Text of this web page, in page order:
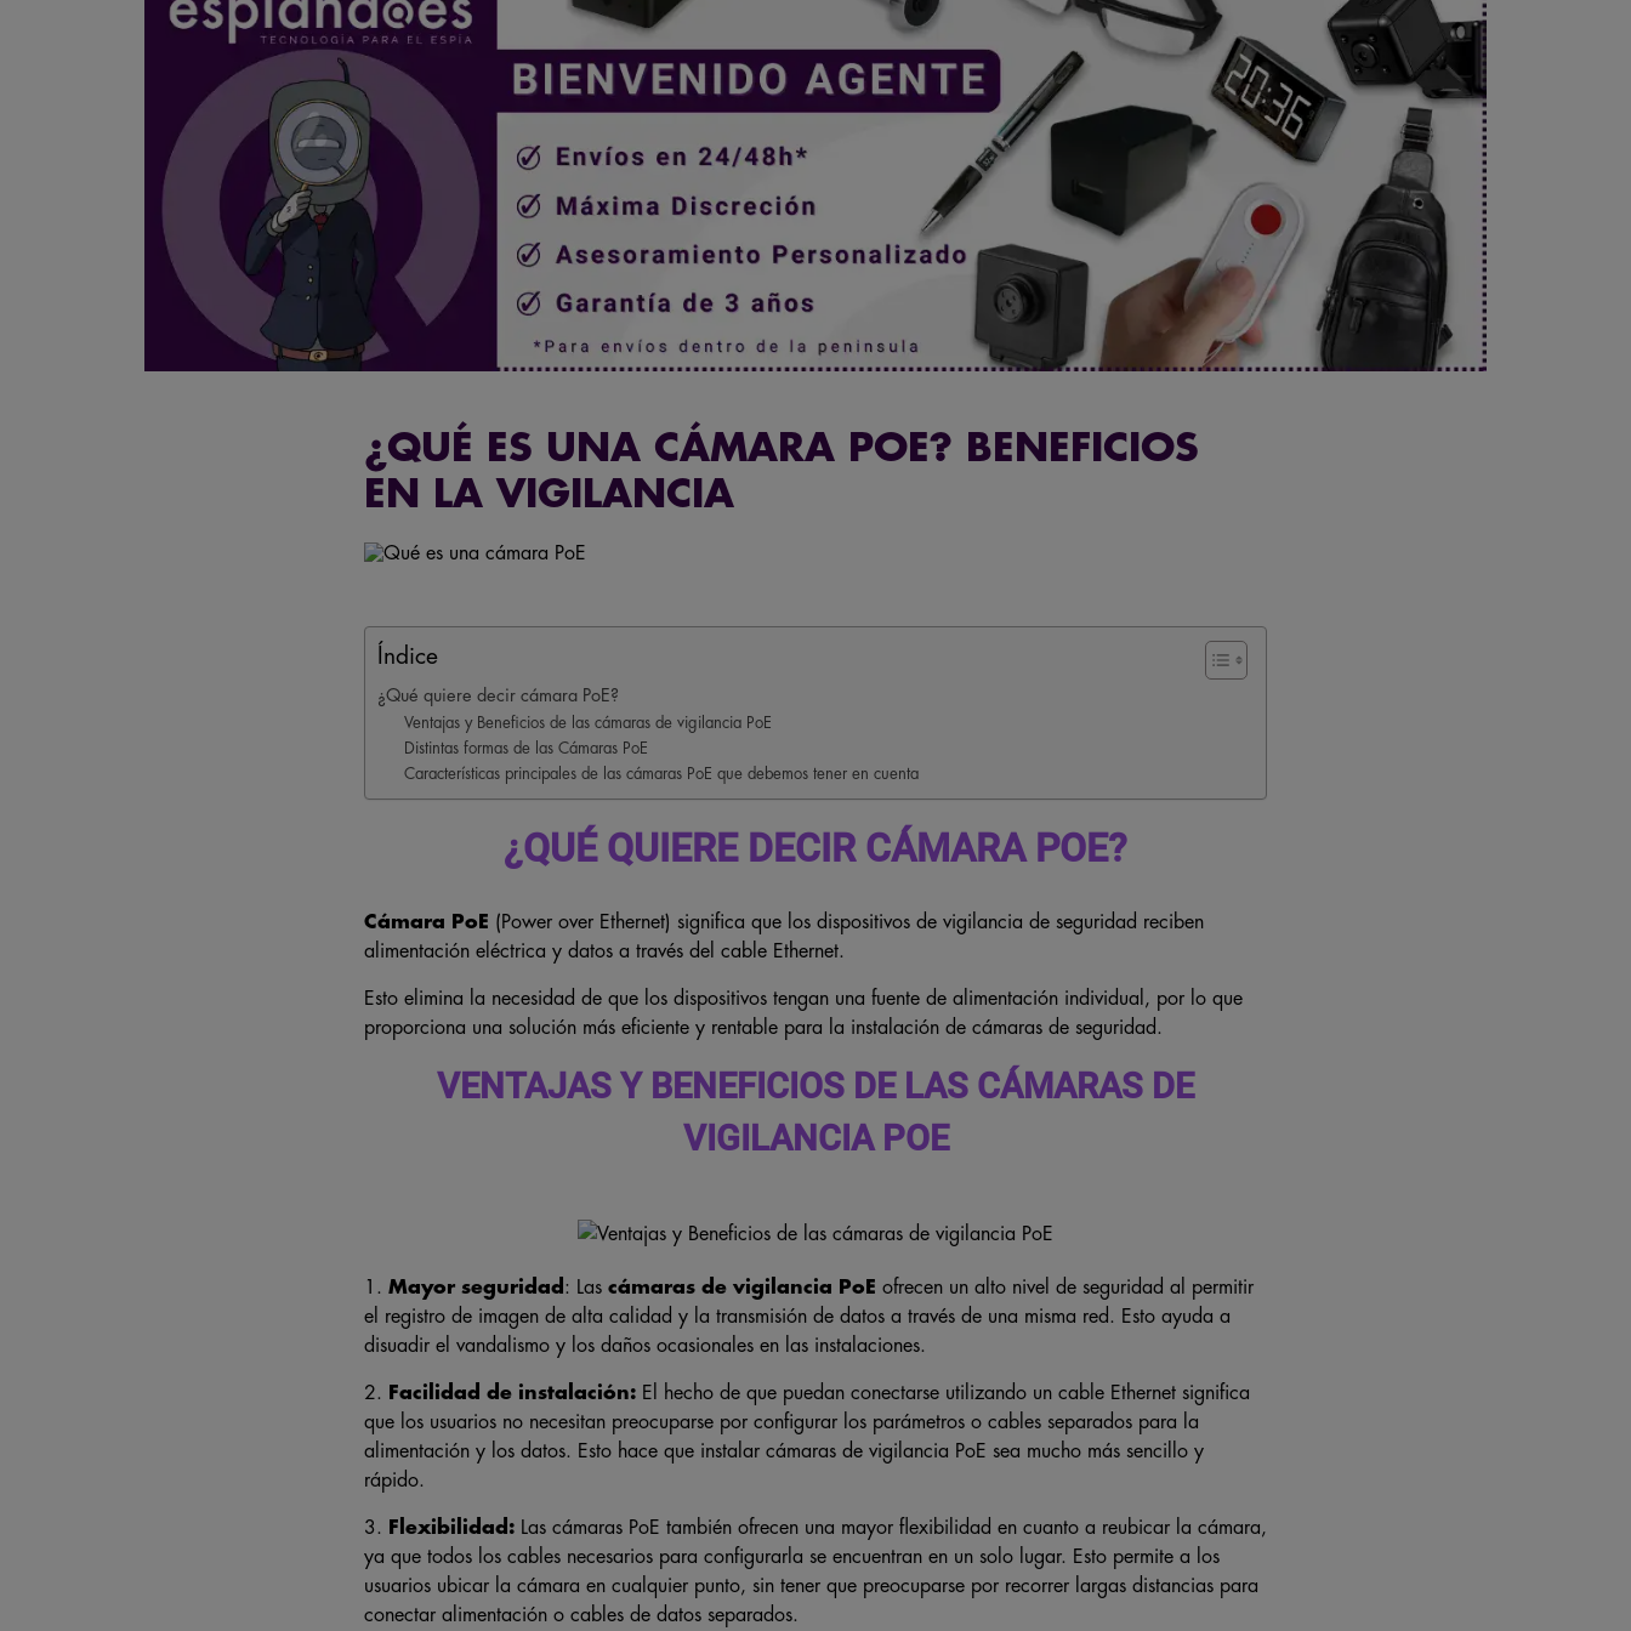
¿QUÉ ES UNA CÁMARA POE? BENEFICIOS
EN LA VIGILANCIA
Índice
¿Qué quiere decir cámara PoE?
Ventajas y Beneficios de las cámaras de vigilancia PoE
Distintas formas de las Cámaras PoE
Características principales de las cámaras PoE que debemos tener en cuenta
¿QUÉ QUIERE DECIR CÁMARA POE?
Cámara PoE (Power over Ethernet) significa que los dispositivos de vigilancia de seguridad reciben
alimentación eléctrica y datos a través del cable Ethernet.
Esto elimina la necesidad de que los dispositivos tengan una fuente de alimentación individual, por lo que
proporciona una solución más eficiente y rentable para la instalación de cámaras de seguridad.
VENTAJAS Y BENEFICIOS DE LAS CÁMARAS DE
VIGILANCIA POE
1. Mayor seguridad : Las cámaras de vigilancia PoE ofrecen un alto nivel de seguridad al permitir
el registro de imagen de alta calidad y la transmisión de datos a través de una misma red. Esto ayuda a
disuadir el vandalismo y los daños ocasionales en las instalaciones.
2. Facilidad de instalación:El hecho de que puedan conectarse utilizando un cable Ethernet significa
que los usuarios no necesitan preocuparse por configurar los parámetros o cables separados para la
alimentación y los datos. Esto hace que instalar cámaras de vigilancia PoE sea mucho más sencillo y
rápido.
3. Flexibilidad:Las cámaras PoE también ofrecen una mayor flexibilidad en cuanto a reubicar la cámara,
ya que todos los cables necesarios para configurarla se encuentran en un solo lugar. Esto permite a los
usuarios ubicar la cámara en cualquier punto, sin tener que preocuparse por recorrer largas distancias para
conectar alimentación o cables de datos separados.